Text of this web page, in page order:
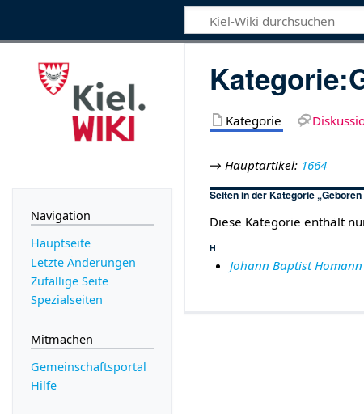
Kategorie:
Kategorie
→Hauptartikel: 1664
Seiten in der Kategorie „Geboren
Diese Kategorie enthält
H
Johann Baptist Homann
Navigation
Hauptseite
Letzte Änderungen
Zufällige Seite
Spezialseiten
Mitmachen
Gemeinschafts­portal
Hilfe